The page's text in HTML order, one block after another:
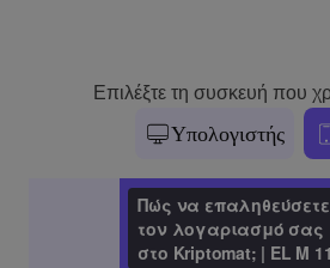
Επιλέξτε τη συσκευή που
Υπολογιστής